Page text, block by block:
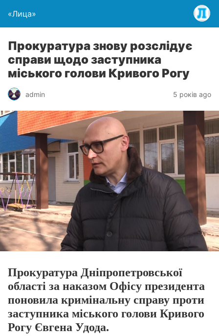
«Лица»
Прокуратура знову розслідує
справи щодо заступника
міського голови Кривого Рогу
admin 5 років ago
Прокуратура Дніпропетровської
області за наказом Офісу президента
поновила кримінальну справу проти
заступника міського голови Кривого
Рогу Євгена Удода.